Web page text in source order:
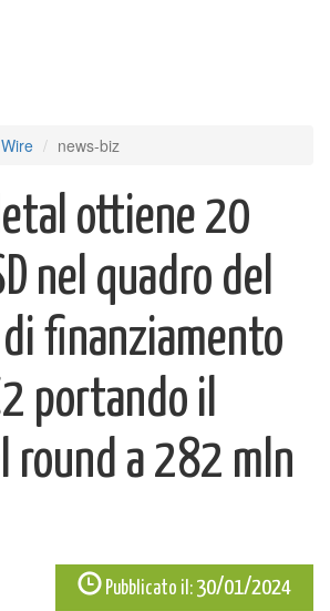
news-biz
ottiene 20
nel quadro del
finanziamento
portando il
round a 282 mln
Pubblicato il: 30/01/2024